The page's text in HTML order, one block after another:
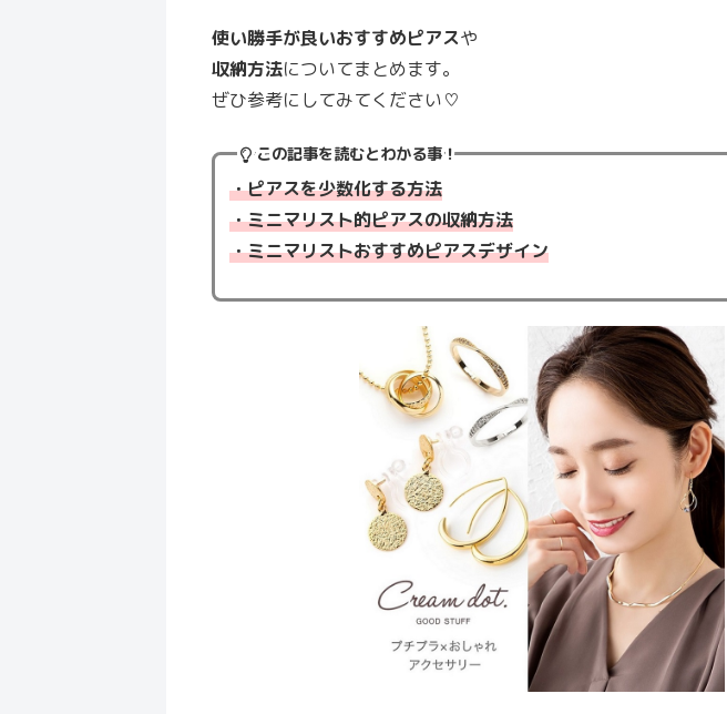
使い勝手が良いおすすめピアスや
収納方法についてまとめます。
ぜひ参考にしてみてください♡
この記事を読むとわかる事！
・ピアスを少数化する方法
・ミニマリスト的ピアスの収納方法
・ミニマリストおすすめピアスデザイン